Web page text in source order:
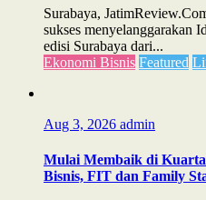
Surabaya,
sukses menyelanggarakan
edisi Surabaya dari...
Ekonomi Bisnis Featured
Aug 3, 2026 admin
Mulai Membaik di
Bisnis, FIT dan Family